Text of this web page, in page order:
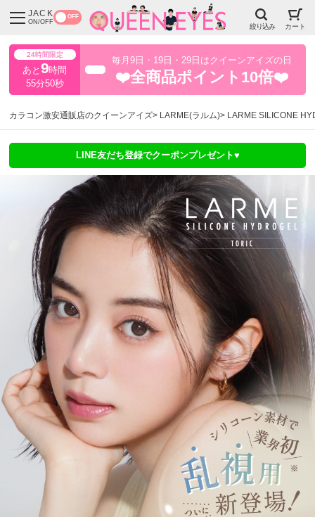
JACK
ON/OFF
OFF
絞り込み カート
24時間限定
あと9時間
55分48秒
毎月9日・19日・29日はクイーンアイズの日
❤️全商品ポイント10倍❤️
カラコン激安通販店のクイーンアイズ LARME(ラルム) LARME SILICONE
LINE友だち登録でクーポンプレゼント♥